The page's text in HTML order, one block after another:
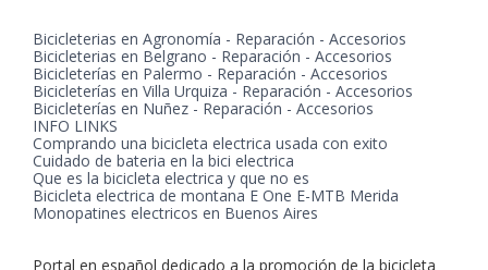
Bicicleterias en Agronomía - Reparación - Accesorios
Bicicleterias en Belgrano - Reparación - Accesorios
Bicicleterías en Palermo - Reparación - Accesorios
Bicicleterías en Villa Urquiza - Reparación - Accesorios
Bicicleterías en Nuñez - Reparación - Accesorios
INFO LINKS
Comprando una bicicleta electrica usada con exito
Cuidado de bateria en la bici electrica
Que es la bicicleta electrica y que no es
Bicicleta electrica de montana E One E-MTB Merida
Monopatines electricos en Buenos Aires
Portal en español dedicado a la promoción de la bicicleta